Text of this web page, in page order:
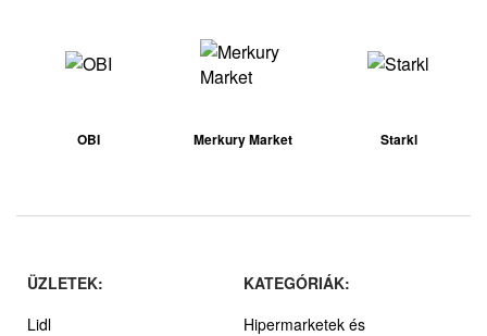
OBI Merkury Market Starkl
ÜZLETEK:
Lidl
KATEGÓRIÁK:
Hipermarketek és